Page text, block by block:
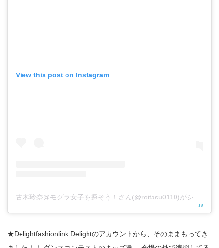
View this post on Instagram
★Delightfashionlink Delightのアカウントから、そのままもってき